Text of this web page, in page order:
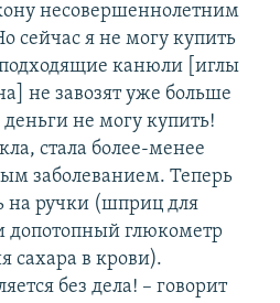
несовершеннолетним
сейчас я не могу купить
канюли [иглы
не завозят уже больше
не могу купить!
стала более-менее
заболеванием. Теперь
на ручки (шприц для
глюкометр
сахара в крови).
без дела! – говорит